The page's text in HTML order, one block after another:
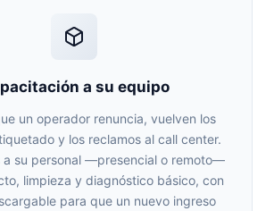
a su equipo
un operador renuncia, vuelven los
y los reclamos al call center.
a su personal —presencial o remoto—
limpieza y diagnóstico básico, con
para que un nuevo ingreso